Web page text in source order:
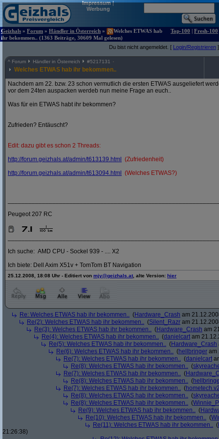
Impressum|
Werbung
Geizhals » Forum » Händler in Österreich »
Welches ETWAS hab
ihr bekommen.. (1363 Beiträge, 30609 Mal gelesen)
Top-100 | Fresh-100
Du bist nicht angemeldet. [ Login/Registrieren ]
^ Forum Händler in Österreich #5217131
Welches ETWAS hab ihr bekommen..
Nachdem am 22. bzw. 23 schon vermutlich die ersten ETWAS ausgeliefert
vor dem 24ten auspacken werdeb nun meine Frage an euch..
Was für ein ETWAS habt ihr bekommen?
Zufrieden? Entäuscht?
Edit: dazu gibt es schon 2 Threads:
http://forum.geizhals.at/admin/t613139.html
(Zufriedenheit)
http://forum.geizhals.at/admin/t613094.html (Welches ETWAS?)
Peugeot 207 RC
Ich suche: AMD CPU - Sockel 939 - .... X2
Ich biete: Dell Axim X51v + TomTom BT Navigation
25.12.2008, 18:08 Uhr - Editiert von mjy@geizhals.at , alte Version: hier
Re: Welches ETWAS hab ihr bekommen.. (Hardware_Crash am
Re(2): Welches ETWAS hab ihr bekommen.. (Silent_Razr am
Re(3): Welches ETWAS hab ihr bekommen.. (Hardware_Crash am
Re(4): Welches ETWAS hab ihr bekommen.. (danielcart am
Re(5): Welches ETWAS hab ihr bekommen.. (Hardware_Crash
Re(6): Welches ETWAS hab ihr bekommen.. (hellbringer am
Re(7): Welches ETWAS hab ihr bekommen.. (danielcart
Re(8): Welches ETWAS hab ihr bekommen.. (
Re(7): Welches ETWAS hab ihr bekommen.. (
Re(8): Welches ETWAS hab ihr bekommen.. (
Re(7): Welches ETWAS hab ihr bekommen.. (
Re(8): Welches ETWAS hab ihr bekommen.. (
Re(8): Welches ETWAS hab ihr bekommen.. (
Re(9): Welches ETWAS hab ihr bekommen.. (
Re(10): Welches ETWAS hab ihr bekommen.. (
Re(11): Welches ETWAS hab ihr bekommen.. (
21:26:38)